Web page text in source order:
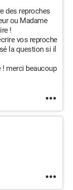
des reproches
ou Madame
!
vos reproche
la question si il
! merci beaucoup